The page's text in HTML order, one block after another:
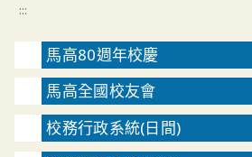
:::
馬高80週年校慶
馬高全國校友會
校務行政系統(日間)